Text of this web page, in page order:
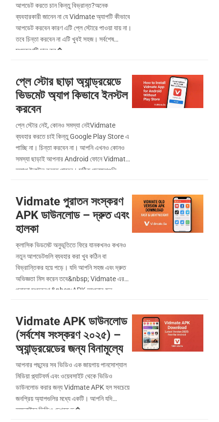
আপডেট করতে চান কিন্তু বিভ্রান্ত?অনেক
ব্যবহারকারী জানেন না যে Vidmate অ্যাপটি কীভাবে
আপডেট করবেন কারণ এটি প্লে স্টোরে পাওয়া যায় না।
তবে চিন্তা করবেন না এটি খুবই সহজ। সর্বশেষ
সংস্করণটি চালু কর�...
প্লে স্টোর ছাড়া অ্যান্ড্রয়েডে
ভিডমেট অ্যাপ কিভাবে ইনস্টল
করবেন
প্লে স্টোর নেই, কোনও সমস্যা নেইVidmate
ব্যবহার করতে চাই কিন্তু Google Play Store এ
পাচ্ছি না। চিন্তা করবেন না। আপনি এখনও কোনও
সমস্যা ছাড়াই আপনার Android ফোনে Vidmate
অ্যাপ ইনস্টল করতে পারেন। সঠিক পদক্ষেপগুলি
Vidmate পুরাতন সংস্করণ
APK ডাউনলোড – দ্রুত এবং
হালকা
ক্লাসিক ভিডমেট অনুভূতিতে ফিরে যানকখনও কখনও
নতুন আপডেটগুলি ব্যবহার করা খুব কঠিন বা
বিভ্রান্তিকর হয়ে পড়ে। যদি আপনি সহজ এবং দ্রুত
অভিজ্ঞতা মিস করেন তবে&nbsp; Vidmate এর
পুরানো সংস্করণ &nbsp;APK আপনার জন্...
Vidmate APK ডাউনলোড
(সর্বশেষ সংস্করণ ২০২৫) –
অ্যান্ড্রয়েডের জন্য বিনামূল্যে
আপনার পছন্দের সব ভিডিও এক জায়গায় পানসোশ্যাল
মিডিয়া প্ল্যাটফর্ম এবং ওয়েবসাইট থেকে ভিডিও
ডাউনলোড করার জন্য Vidmate APK হল সবচেয়ে
জনপ্রিয় অ্যাপগুলির মধ্যে একটি। আপনি যদি
অফলাইনে ভিডিও দেখতে ভ�...